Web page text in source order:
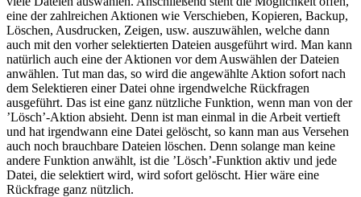
eine der zahlreichen Aktionen wie Verschieben, Kopieren, Backup,
Löschen, Ausdrucken, Zeigen, usw. auszuwählen, welche dann
auch mit den vorher selektierten Dateien ausgeführt wird. Man kann
natürlich auch eine der Aktionen vor dem Auswählen der Dateien
anwählen. Tut man das, so wird die angewählte Aktion sofort nach
dem Selektieren einer Datei ohne irgendwelche Rückfragen
ausgeführt. Das ist eine ganz nützliche Funktion, wenn man von der
’Lösch’-Aktion absieht. Denn ist man einmal in die Arbeit vertieft
und hat irgendwann eine Datei gelöscht, so kann man aus Versehen
auch noch brauchbare Dateien löschen. Denn solange man keine
andere Funktion anwählt, ist die ’Lösch’-Funktion aktiv und jede
Datei, die selektiert wird, wird sofort gelöscht. Hier wäre eine
Rückfrage ganz nützlich.